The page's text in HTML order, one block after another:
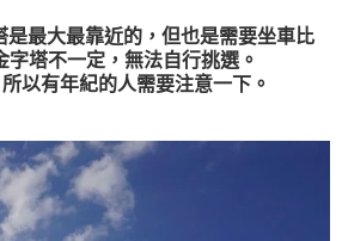
最大最靠近的，但也是需要坐車比
塔不一定，無法自行挑選。
以有年紀的人需要注意一下。